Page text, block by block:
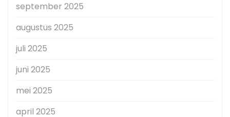
september 2025
augustus 2025
juli 2025
juni 2025
mei 2025
april 2025